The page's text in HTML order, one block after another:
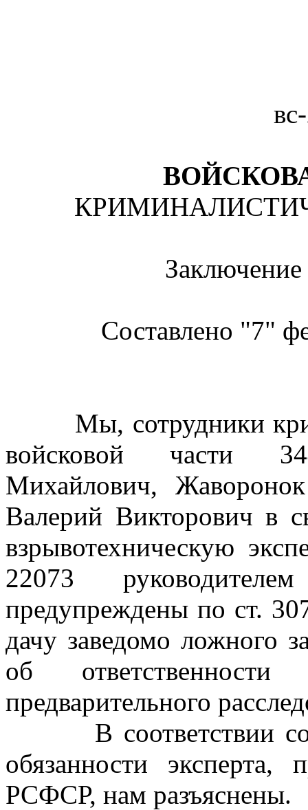
Составлено "7"
Мы, сотрудники
войсковой части
Михайлович,
Валерий Викторович в
взрывотехническую
22073
предупреждены по ст.
дачу заведомо ложного
об
предварительного
В соответствии со
обязанности
РСФСР, нам разъяснены.